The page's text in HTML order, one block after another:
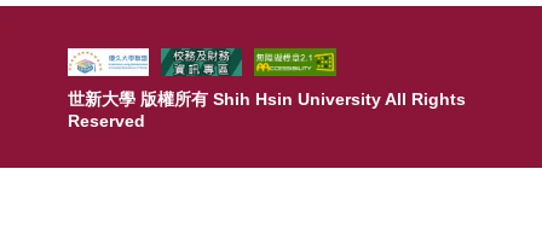
:::
世新大學 版權所有 Shih Hsin University All Rights
Reserved